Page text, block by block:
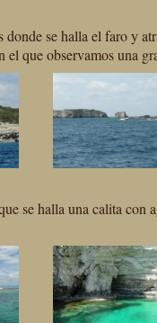
se halla el faro y
que observamos una
se halla una calita con